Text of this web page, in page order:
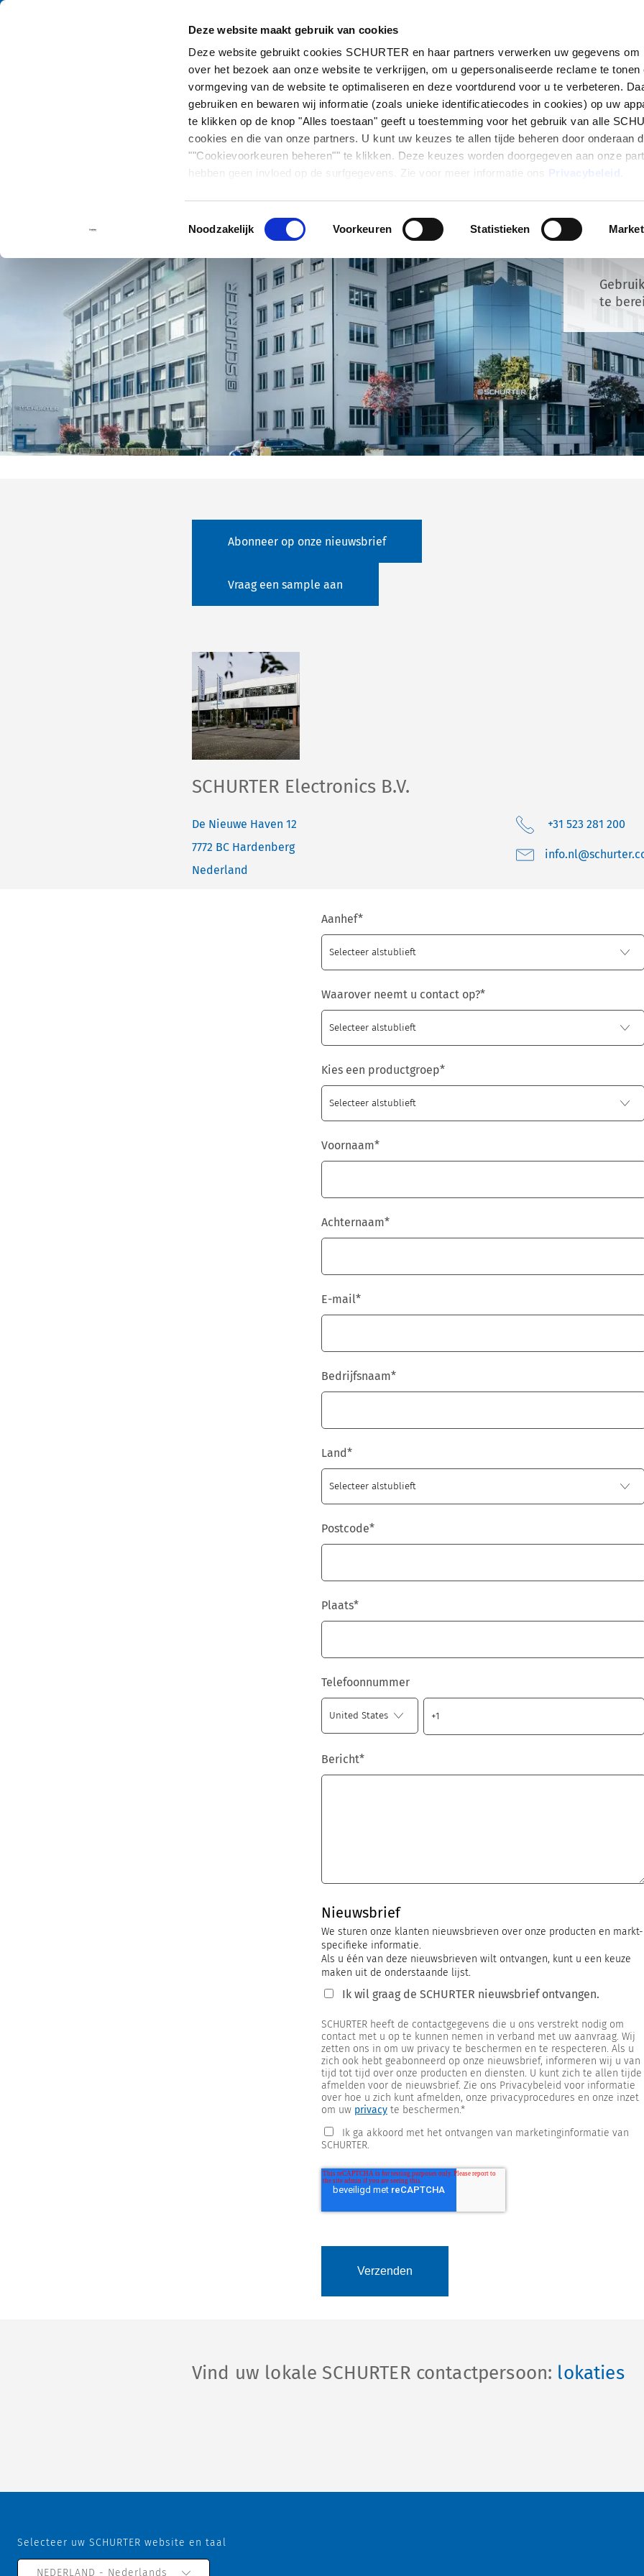
Deze website maakt gebruik van cookies
Deze website gebruikt cookies SCHURTER en haar partners verwerken uw gegevens om
over het bezoek aan onze website te verkrijgen, om u gepersonaliseerde reclame te tonen
vormgeving van de website te optimaliseren en deze voortdurend voor u te verbeteren.
gebruiken en bewaren wij informatie (zoals unieke identificatiecodes in cookies) op uw
te klikken op de knop "Alles toestaan" geeft u toestemming voor het gebruik van alle
cookies en die van onze partners. U kunt uw keuzes te allen tijde beheren door onderaan
""Cookievoorkeuren beheren"" te klikken. Deze keuzes worden doorgegeven aan onze
hebben geen invloed op de surfgegevens. Zie voor meer informatie ons Privacybeleid
Toestemmingsselectie
Noodzakelijk Voorkeuren Statistieken
Catalogus Producten Markten
te
Abonneer op onze nieuwsbrief
Vraag een sample aan
SCHURTER Electronics B.V.
De Nieuwe Haven 12
7772 BC Hardenberg
Nederland
+31 523 281 200
Aanhef*
Waarover neemt u contact op?*
Kies een productgroep*
Voornaam*
Achternaam*
E-mail*
Bedrijfsnaam*
Land*
Postcode*
Plaats*
Telefoonnummer
Bericht*
Nieuwsbrief
We sturen onze klanten nieuwsbrieven over onze producten en markt-
specifieke informatie.
Als u één van deze nieuwsbrieven wilt ontvangen, kunt u een keuze
maken uit de onderstaande lijst.
Ik wil graag de SCHURTER nieuwsbrief ontvangen.
SCHURTER heeft de contactgegevens die u ons verstrekt nodig om
contact met u op te kunnen nemen in verband met uw aanvraag. Wij
zetten ons in om uw privacy te beschermen en te respecteren. Als u
zich ook hebt geabonneerd op onze nieuwsbrief, informeren wij u van
tijd tot tijd over onze producten en diensten. U kunt zich te allen tijde
afmelden voor de nieuwsbrief. Zie ons Privacybeleid voor informatie
over hoe u zich kunt afmelden, onze privacyprocedures en onze inzet
om uw privacy te beschermen.*
Ik ga akkoord met het ontvangen van marketinginformatie van
SCHURTER.
Vind uw lokale SCHURTER contactpersoon: lokaties
Selecteer uw SCHURTER website en taal
NEDERLAND - Nederlands